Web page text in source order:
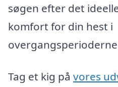
søgen efter det
komfort for din hest i
Tag et kig på vores